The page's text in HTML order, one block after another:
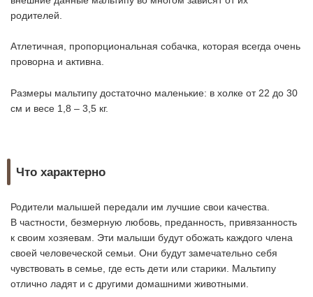
родителей.
Атлетичная, пропорциональная собачка, которая всегда очень
проворна и активна.
Размеры мальтипу достаточно маленькие: в холке от 22 до 30
см и весе 1,8 – 3,5 кг.
Что характерно
Родители малышей передали им лучшие свои качества.
В частности, безмерную любовь, преданность, привязанность
к своим хозяевам. Эти малыши будут обожать каждого члена
своей человеческой семьи. Они будут замечательно себя
чувствовать в семье, где есть дети или старики. Мальтипу
отлично ладят и с другими домашними животными.